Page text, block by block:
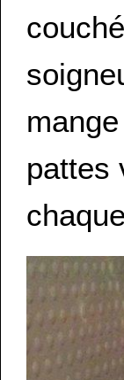
pattes